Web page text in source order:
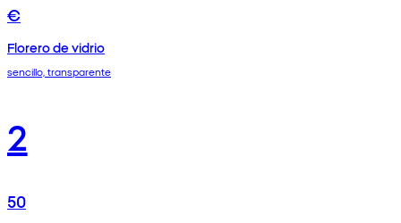
€
Florero de vidrio
sencillo, transparente
2
50